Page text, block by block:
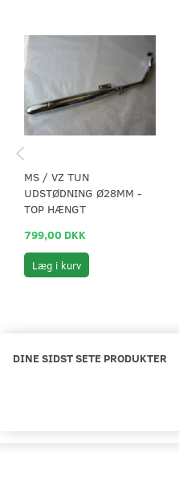
MS / VZ TUN
UDSTØDNING Ø28MM -
TOP HÆNGT
799,00 DKK
Læg i kurv
DINE SIDST SETE PRODUKTER